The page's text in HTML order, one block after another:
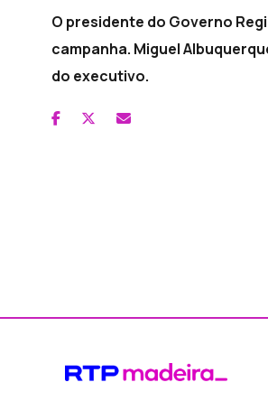
O presidente do Governo
campanha. Miguel
do executivo.